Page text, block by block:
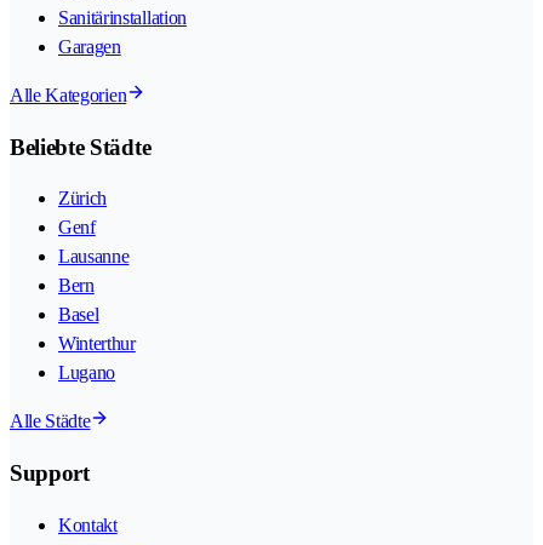
Sanitärinstallation
Garagen
Alle Kategorien
Beliebte Städte
Zürich
Genf
Lausanne
Bern
Basel
Winterthur
Lugano
Alle Städte
Support
Kontakt